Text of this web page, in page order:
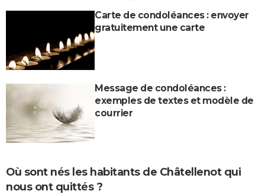
Carte de condoléances : envoyer
gratuitement une carte
Message de condoléances :
exemples de textes et modèle de
courrier
Où sont nés les habitants de Châtellenot qui
nous ont quittés ?